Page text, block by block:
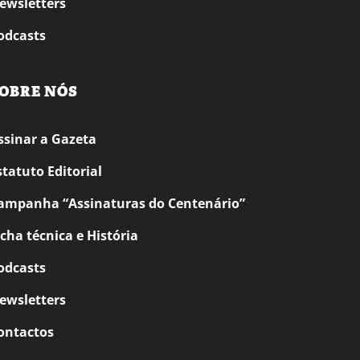
NÓS
a Gazeta
Editorial
“Assinaturas do Centenário”
técnica e História